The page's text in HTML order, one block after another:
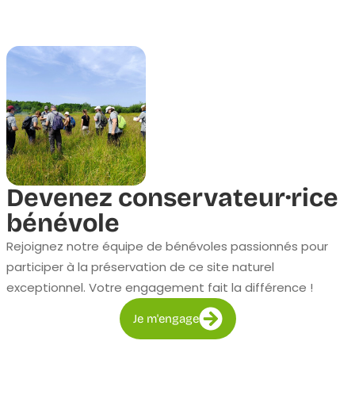
Devenez conservateur·rice
bénévole
Rejoignez notre équipe de bénévoles passionnés pour
participer à la préservation de ce site naturel
exceptionnel. Votre engagement fait la différence !
Je m'engage